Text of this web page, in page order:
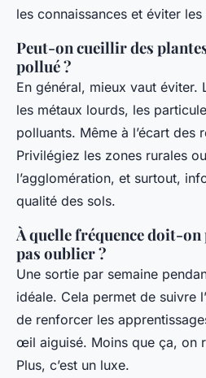
les connaissances et éviter les
Peut-on cueillir des
pollué ?
En général, mieux vaut éviter.
les métaux lourds, les
polluants. Même à l’écart des
Privilégiez les zones rurales
l’agglomération, et surtout,
qualité des sols.
À quelle fréquence doit-
pas oublier ?
Une sortie par semaine
idéale. Cela permet de suivre
de renforcer les
œil aiguisé. Moins que ça, on
Plus, c’est un luxe.